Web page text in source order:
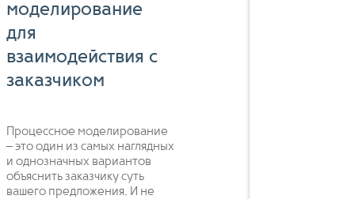
моделирование
для
взаимодействия с
заказчиком
Процессное моделирование
– это один из самых наглядных
и однозначных вариантов
объяснить заказчику суть
вашего предложения. И не